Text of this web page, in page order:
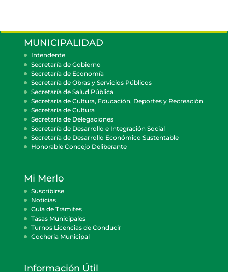
MUNICIPALIDAD
Intendente
Secretaría de Gobierno
Secretaría de Economía
Secretaría de Obras y Servicios Públicos
Secretaría de Salud Pública
Secretaría de Cultura, Educación, Deportes y Recreación
Secretaría de Cultura
Secretaría de Delegaciones
Secretaría de Desarrollo e Integración Social
Secretaría de Desarrollo Económico Sustentable
Honorable Concejo Deliberante
Mi Merlo
Suscribirse
Noticias
Guía de Trámites
Tasas Municipales
Turnos Licencias de Conducir
Cocheria Municipal
Información Útil